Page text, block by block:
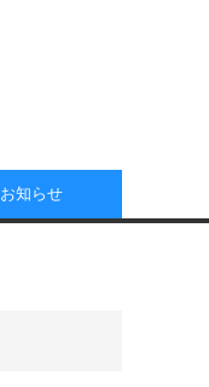
お知らせ